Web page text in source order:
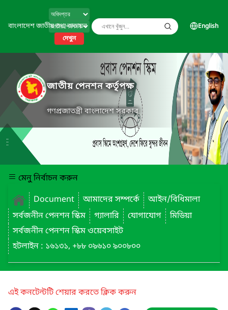
বাংলাদেশ জাতীয় তথ্য বাতায়ন
দেখুন
English
জাতীয় পেনশন কর্তৃপক্ষ
গণপ্রজাতন্ত্রী বাংলাদেশ সরকার
মেনু নির্বাচন করুন
Document
আমাদের সম্পর্কে
আইন/বিধিমালা
সর্বজনীন পেনশন স্কিম
গ্যালারি যোগাযোগ
মিডিয়া
সর্বজনীন পেনশন স্কিম ওয়েবসাইট
হটলাইন : ১৬১৩১, +৮৮ ০৯৬১০ ৯০০৮০০
এই কনটেন্টটি শেয়ার করতে ক্লিক করুন